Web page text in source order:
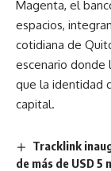
Magenta, el
espacios,
cotidiana de
escenario donde
que la identidad
capital.
Tracklink
de más de USD